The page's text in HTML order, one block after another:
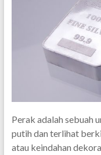
Perak adalah sebuah
putih dan terlihat
atau keindahan